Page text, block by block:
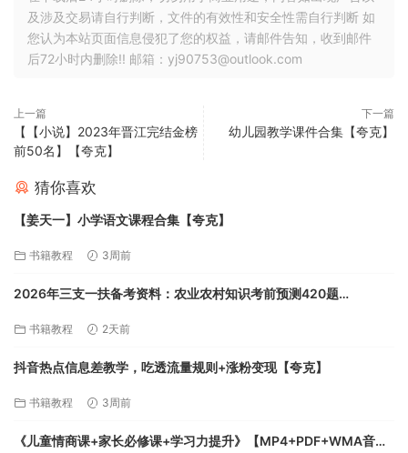
及涉及交易请自行判断，文件的有效性和安全性需自行判断 如
您认为本站页面信息侵犯了您的权益，请邮件告知，收到邮件
后72小时内删除!! 邮箱：yj90753@outlook.com
上一篇
【【小说】2023年晋江完结金榜
前50名】【夸克】
下一篇
幼儿园教学课件合集【夸克】
猜你喜欢
【姜天一】小学语文课程合集【夸克】
书籍教程 3周前
2026年三支一扶备考资料：农业农村知识考前预测420题
书籍教程 2天前
抖音热点信息差教学，吃透流量规则+涨粉变现【夸克】
书籍教程 3周前
《儿童情商课+家长必修课+学习力提升》【MP4+PDF+WMA音